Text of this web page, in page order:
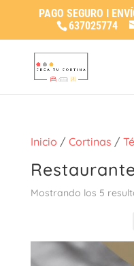
PAGO SEGURO I
637025774
Inicio / Cortinas /
Mostrando los 5